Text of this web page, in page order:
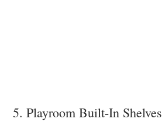
5. Playroom Built-In Shelves